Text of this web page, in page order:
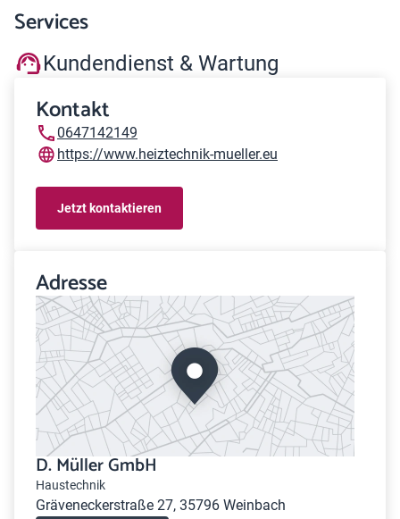
Services
Kundendienst & Wartung
Kontakt
0647142149
https://www.heiztechnik-mueller.eu
Jetzt kontaktieren
Adresse
D. Müller GmbH
Haustechnik
Gräveneckerstraße 27, 35796 Weinbach